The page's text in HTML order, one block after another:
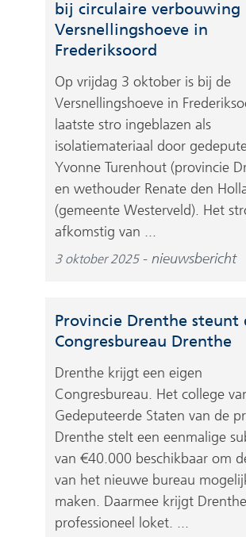
bij circulaire verbouwing
Versnellingshoeve in
Frederiksoord
Op vrijdag 3 oktober is bij de
Versnellingshoeve in
laatste stro ingeblazen als
isolatiemateriaal door
Yvonne Turenhout (provincie
en wethouder Renate den
(gemeente Westerveld). Het
afkomstig van ...
3 oktober 2025 nieuwsbericht
Provincie Drenthe steunt
Congresbureau Drenthe
Drenthe krijgt een eigen
Congresbureau. Het college
Gedeputeerde Staten van de
Drenthe stelt een eenmalige
van €40.000 beschikbaar om
van het nieuwe bureau
maken. Daarmee krijgt
professioneel loket. ...